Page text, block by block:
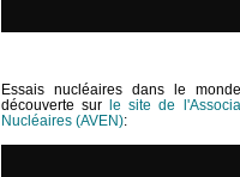
Essais nucléaires dans le
découverte sur le site de
Nucléaires (AVEN):